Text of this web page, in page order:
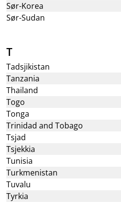
Sør-Korea
Sør-Sudan
T
Tadsjikistan
Tanzania
Thailand
Togo
Tonga
Trinidad and Tobago
Tsjad
Tsjekkia
Tunisia
Turkmenistan
Tuvalu
Tyrkia